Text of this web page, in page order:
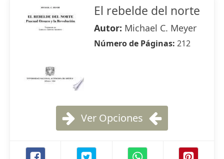
El rebelde del norte
Autor: Michael C. Meyer
Número de Páginas: 212
Ver Opciones